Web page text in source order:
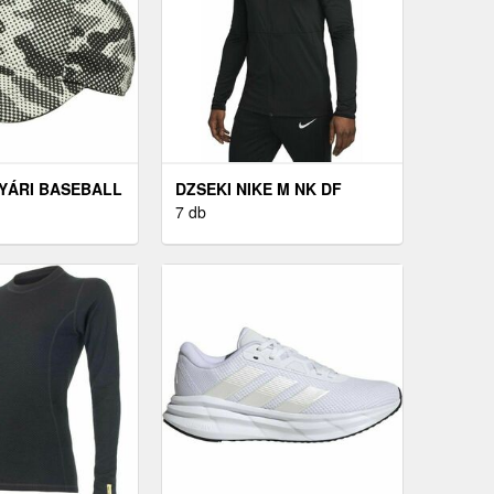
BASEBALL
GYEREK
DZSEKI NIKE M NK DF
PARK20 TRK JKT K R
7 db